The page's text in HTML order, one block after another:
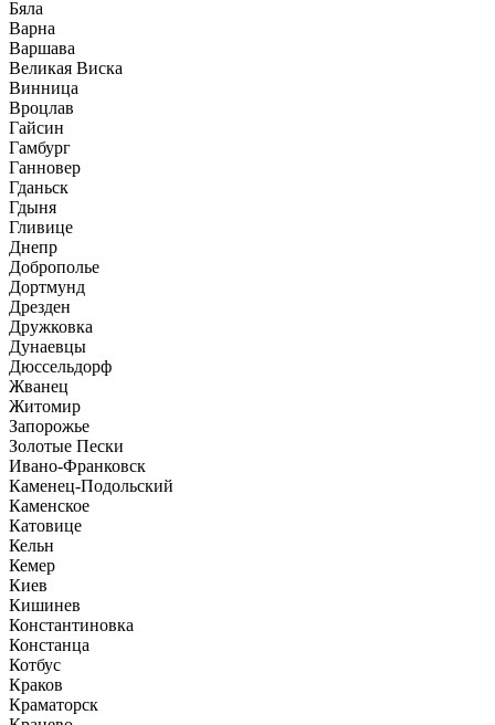
Бяла
Варна
Варшава
Великая Виска
Винница
Вроцлав
Гайсин
Гамбург
Ганновер
Гданьск
Гдыня
Гливице
Днепр
Доброполье
Дортмунд
Дрезден
Дружковка
Дунаевцы
Дюссельдорф
Жванец
Житомир
Запорожье
Золотые Пески
Ивано-Франковск
Каменец-Подольский
Каменское
Катовице
Кельн
Кемер
Киев
Кишинев
Константиновка
Констанца
Котбус
Краков
Краматорск